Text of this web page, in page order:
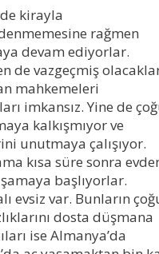
kirayla
rağmen
devam ediyorlar.
de vazgeçmiş
mahkemeleri
imkansız. Yine de
kalkışmıyor ve
unutmaya çalışıyor.
kısa süre sonra
başlıyorlar.
evsiz var. Bunların
dosta düşmana
ise Almanya’da